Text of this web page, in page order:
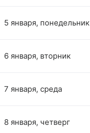
5 января, понедельник
6 января, вторник
7 января, среда
8 января, четверг